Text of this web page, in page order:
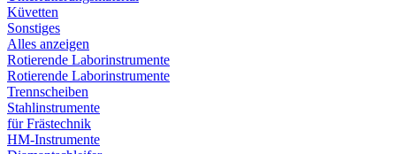
Küvetten
Sonstiges
Alles anzeigen
Rotierende Laborinstrumente
Rotierende Laborinstrumente
Trennscheiben
Stahlinstrumente
für Frästechnik
HM-Instrumente